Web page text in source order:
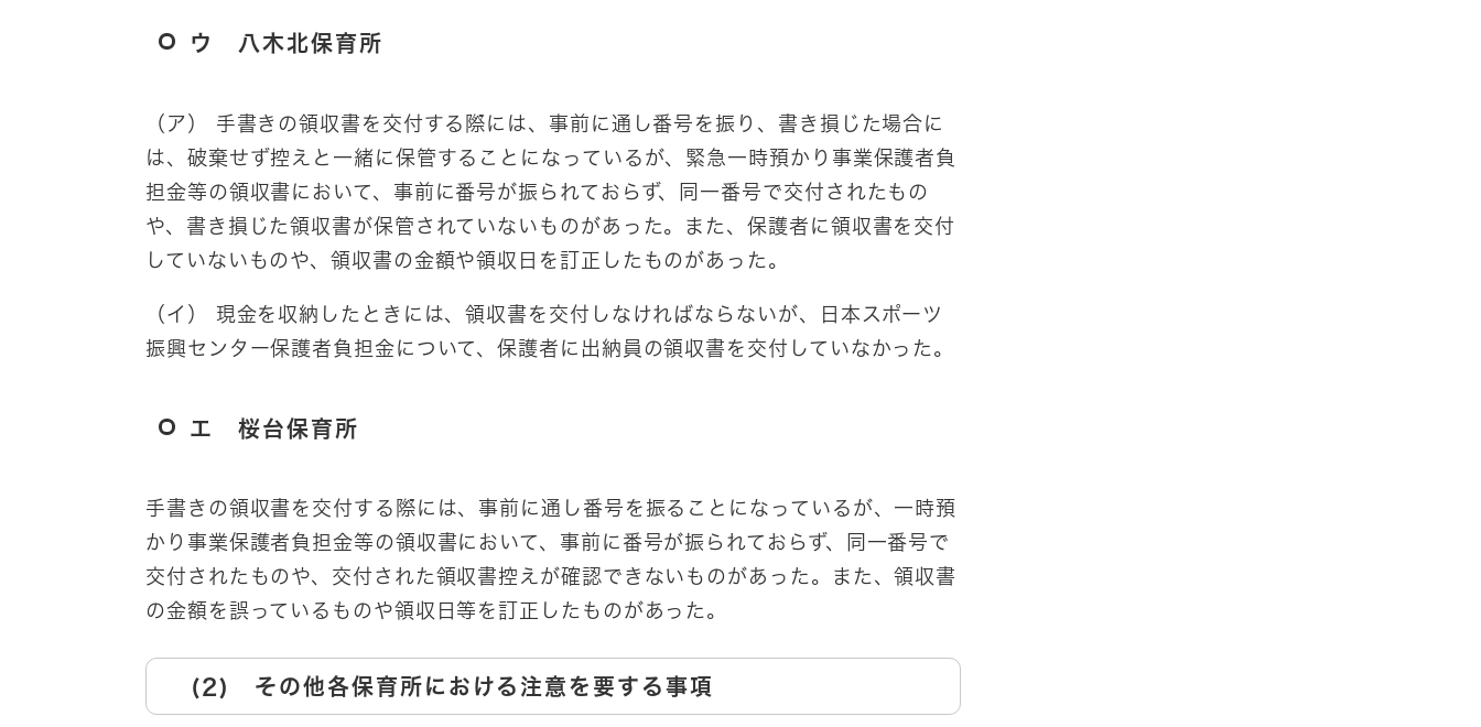
ウ 八木北保育所
（ア） 手書きの領収書を交付する際には、事前に通し番号を振り、書き損じた場合に
は、破棄せず控えと一緒に保管することになっているが、緊急一時預かり事業保護者負
担金等の領収書において、事前に番号が振られておらず、同一番号で交付されたもの
や、書き損じた領収書が保管されていないものがあった。また、保護者に領収書を交付
していないものや、領収書の金額や領収日を訂正したものがあった。
（イ） 現金を収納したときには、領収書を交付しなければならないが、日本スポーツ
振興センター保護者負担金について、保護者に出納員の領収書を交付していなかった。
エ 桜台保育所
手書きの領収書を交付する際には、事前に通し番号を振ることになっているが、一時預
かり事業保護者負担金等の領収書において、事前に番号が振られておらず、同一番号で
交付されたものや、交付された領収書控えが確認できないものがあった。また、領収書
の金額を誤っているものや領収日等を訂正したものがあった。
(2) その他各保育所における注意を要する事項